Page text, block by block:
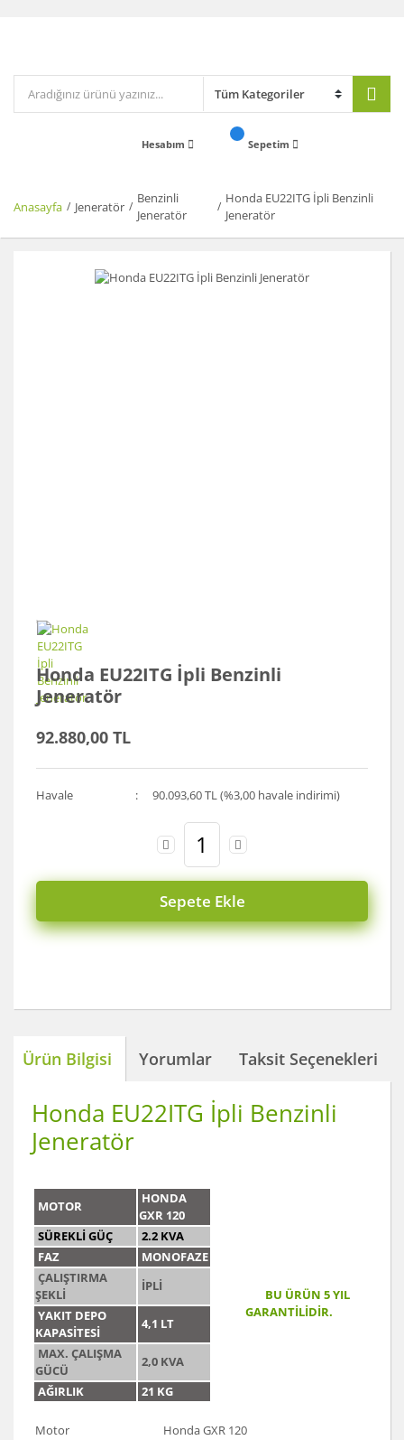
Hesabım Sepetim
Anasayfa Jeneratör
Benzinli
Jeneratör
Honda EU22ITG İpli Benzinli
Jeneratör
Honda EU22ITG İpli Benzinli
Jeneratör
92.880,00 TL
Havale 90.093,60 TL (%3,00 havale indirimi)
Sepete Ekle
Ürün Bilgisi Yorumlar Taksit Seçenekleri
Honda EU22ITG İpli Benzinli
Jeneratör
MOTOR
HONDA
GXR 120
SÜREKLİ GÜÇ
2.2 KVA
FAZ
MONOFAZE
ÇALIŞTIRMA
ŞEKLİ
İPLİ
YAKIT DEPO
KAPASİTESİ
4,1 LT
MAX. ÇALIŞMA
GÜCÜ
2,0 KVA
AĞIRLIK
21 KG
BU ÜRÜN 5 YIL
GARANTİLİDİR.
Motor
Honda GXR 120